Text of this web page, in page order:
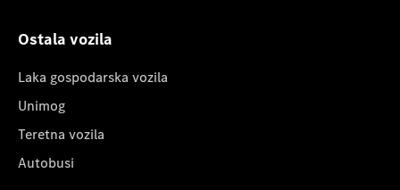
Ostala vozila
Laka gospodarska vozila
Unimog
Teretna vozila
Autobusi